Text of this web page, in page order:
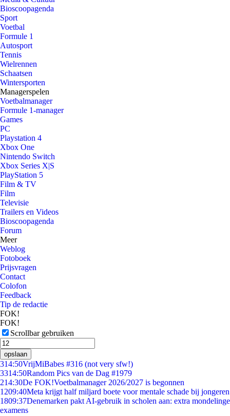
Bioscoopagenda
Sport
Voetbal
Formule 1
Autosport
Tennis
Wielrennen
Schaatsen
Wintersporten
Managerspelen
Voetbalmanager
Formule 1-manager
Games
PC
Playstation 4
Xbox One
Nintendo Switch
Xbox Series X|S
PlayStation 5
Film & TV
Film
Televisie
Trailers en Videos
Bioscoopagenda
Forum
Meer
Weblog
Fotoboek
Prijsvragen
Contact
Colofon
Feedback
Tip de redactie
FOK!
FOK!
Scrollbar gebruiken
opslaan
314:50VrijMiBabes #316 (not very sfw!)
3314:50Random Pics van de Dag #1979
214:30De FOK!Voetbalmanager 2026/2027 is begonnen
1209:40Meta krijgt half miljard boete voor mentale schade bij jongeren
1809:37Denemarken pakt AI-gebruik in scholen aan: extra mondelinge
examens